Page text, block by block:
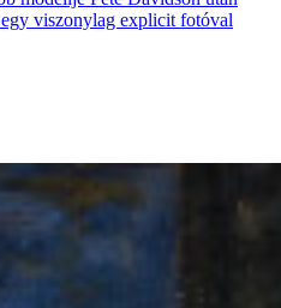
viszonylag explicit fotóval